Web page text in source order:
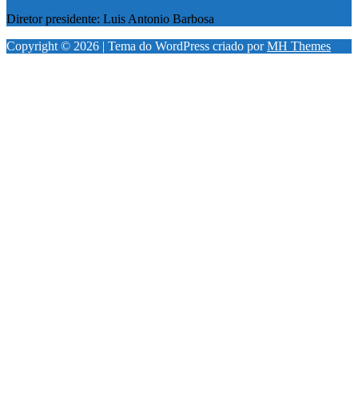
Diretor presidente: Luis Antonio Barbosa
Copyright © 2026 | Tema do WordPress criado porMH Themes